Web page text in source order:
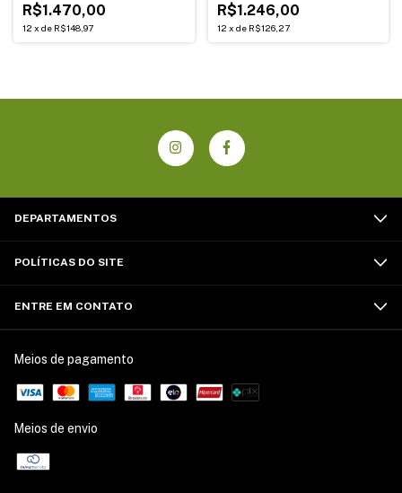
R$1.470,00
12 x de R$148,97
R$1.246,00
12 x de R$126,27
DEPARTAMENTOS
POLÍTICAS DO SITE
ENTRE EM CONTATO
Meios de pagamento
Meios de envio